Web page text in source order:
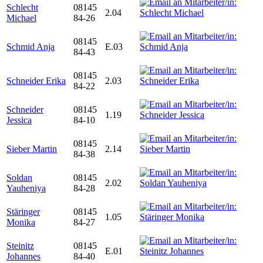
Schlecht
Michael
08145
84-26
2.04
Schmid Anja
08145
84-43
E.03
Schneider Erika
08145
84-22
2.03
Schneider
Jessica
08145
84-10
1.19
Sieber Martin
08145
84-38
2.14
Soldan
Yauheniya
08145
84-28
2.02
Stäringer
Monika
08145
84-27
1.05
Steinitz
Johannes
08145
84-40
E.01